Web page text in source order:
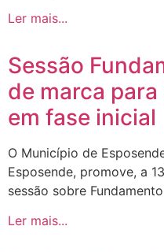
Ler mais...
Sessão
de marca
em fase inicial
O Município de
Esposende, promove, a
sessão sobre
Ler mais...